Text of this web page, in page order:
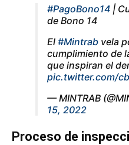
#PagoBono14 |
de Bono 14
El #Mintrab vela
cumplimiento de
que inspiran el
pic.twitter.com/
— MINTRAB
15, 2022
Proceso de